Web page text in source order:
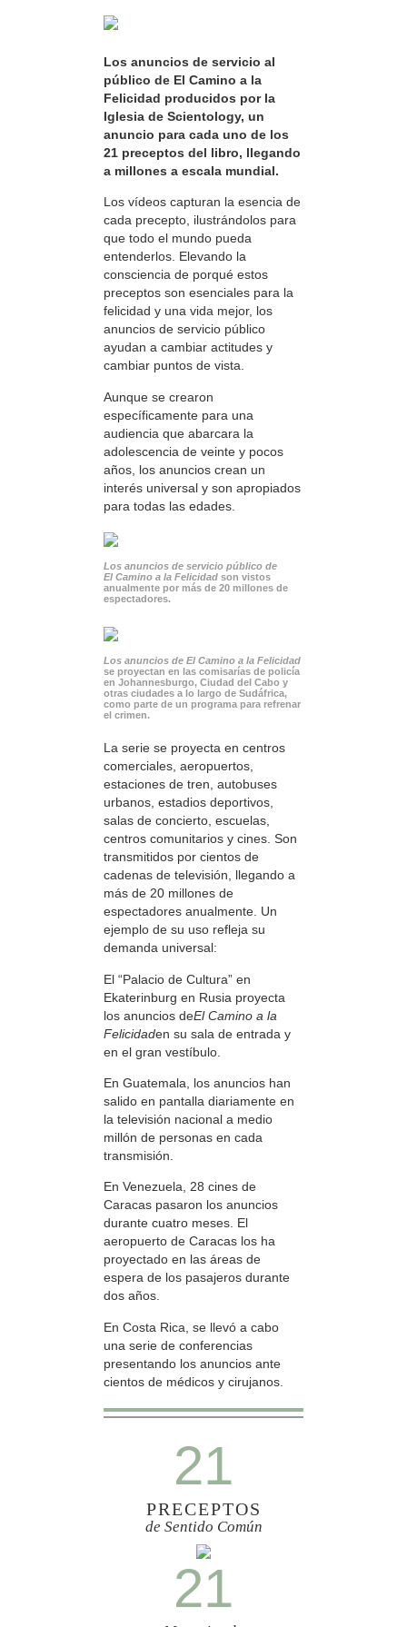
Los anuncios de servicio al
público de El Camino a la
Felicidad producidos por la
Iglesia de Scientology, un
anuncio para cada uno de los
21 preceptos del libro, llegando
a millones a escala mundial.
Los vídeos capturan la esencia de
cada precepto, ilustrándolos para
que todo el mundo pueda
entenderlos. Elevando la
consciencia de porqué estos
preceptos son esenciales para la
felicidad y una vida mejor, los
anuncios de servicio público
ayudan a cambiar actitudes y
cambiar puntos de vista.
Aunque se crearon
específicamente para una
audiencia que abarcara la
adolescencia de veinte y pocos
años, los anuncios crean un
interés universal y son apropiados
para todas las edades.
Los anuncios de servicio público de
El Camino a la Felicidad son vistos
anualmente por más de 20 millones de
espectadores.
Los anuncios de El Camino a la Felicidad
se proyectan en las comisarías de policía
en Johannesburgo, Ciudad del Cabo y
otras ciudades a lo largo de Sudáfrica,
como parte de un programa para refrenar
el crimen.
La serie se proyecta en centros
comerciales, aeropuertos,
estaciones de tren, autobuses
urbanos, estadios deportivos,
salas de concierto, escuelas,
centros comunitarios y cines. Son
transmitidos por cientos de
cadenas de televisión, llegando a
más de 20 millones de
espectadores anualmente. Un
ejemplo de su uso refleja su
demanda universal:
El “Palacio de Cultura” en
Ekaterinburg en Rusia proyecta
los anuncios deEl Camino a la
Felicidaden su sala de entrada y
en el gran vestíbulo.
En Guatemala, los anuncios han
salido en pantalla diariamente en
la televisión nacional a medio
millón de personas en cada
transmisión.
En Venezuela, 28 cines de
Caracas pasaron los anuncios
durante cuatro meses. El
aeropuerto de Caracas los ha
proyectado en las áreas de
espera de los pasajeros durante
dos años.
En Costa Rica, se llevó a cabo
una serie de conferencias
presentando los anuncios ante
cientos de médicos y cirujanos.
21
PRECEPTOS
de Sentido Común
21